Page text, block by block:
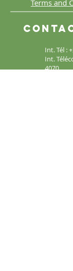
Int. Tél :
Int.
4070
Terms and